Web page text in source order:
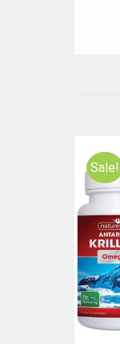
Sale!